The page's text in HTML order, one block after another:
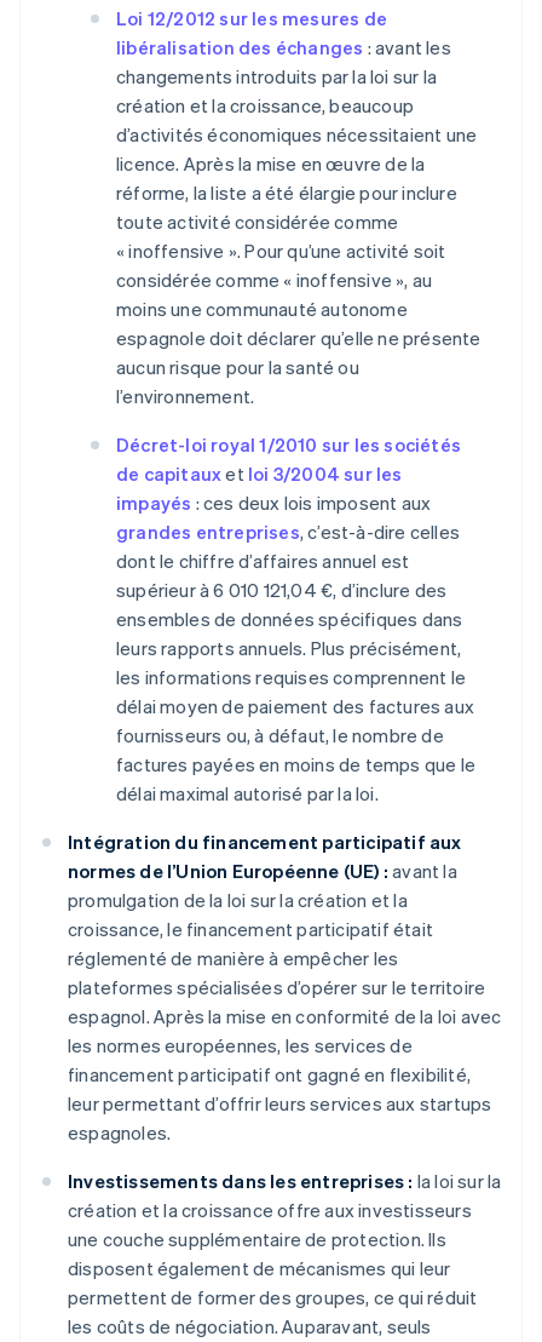
Loi 12/2012 sur les mesures de
libéralisation des échanges : avant les
changements introduits par la loi sur la
création et la croissance, beaucoup
d’activités économiques nécessitaient une
licence. Après la mise en œuvre de la
réforme, la liste a été élargie pour inclure
toute activité considérée comme
« inoffensive ». Pour qu’une activité soit
considérée comme « inoffensive », au
moins une communauté autonome
espagnole doit déclarer qu’elle ne présente
aucun risque pour la santé ou
l’environnement.
Décret-loi royal 1/2010 sur les sociétés
de capitauxet loi 3/2004 sur les
impayés : ces deux lois imposent aux
grandes entreprises, c’est-à-dire celles
dont le chiffre d’affaires annuel est
supérieur à 6 010 121,04 €, d’inclure des
ensembles de données spécifiques dans
leurs rapports annuels. Plus précisément,
les informations requises comprennent le
délai moyen de paiement des factures aux
fournisseurs ou, à défaut, le nombre de
factures payées en moins de temps que le
délai maximal autorisé par la loi.
Intégration du financement participatif aux
normes de l’Union Européenne (UE) : avant la
promulgation de la loi sur la création et la
croissance, le financement participatif était
réglementé de manière à empêcher les
plateformes spécialisées d’opérer sur le territoire
espagnol. Après la mise en conformité de la loi avec
les normes européennes, les services de
financement participatif ont gagné en flexibilité,
leur permettant d’offrir leurs services aux startups
espagnoles.
Investissements dans les entreprises : la loi sur la
création et la croissance offre aux investisseurs
une couche supplémentaire de protection. Ils
disposent également de mécanismes qui leur
permettent de former des groupes, ce qui réduit
les coûts de négociation. Auparavant, seuls